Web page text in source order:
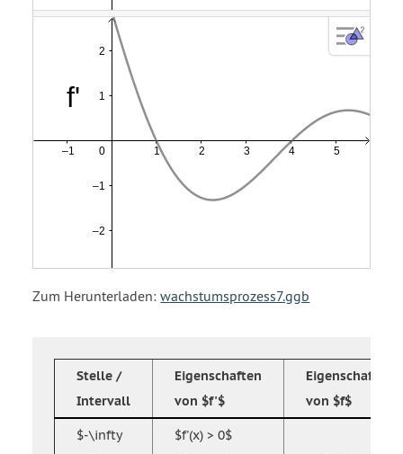
Zum Herunterladen: wachstumsprozess7.ggb
Stelle /
Intervall
Eigenschaften
von $f'$
Eigenschaft
von $f$
$-\infty
$f'(x) > 0$